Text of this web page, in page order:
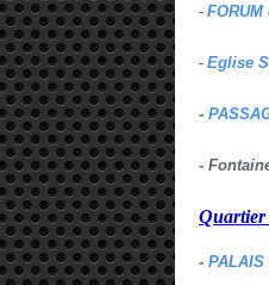
-
- Eglise
-
-
- PALAIS